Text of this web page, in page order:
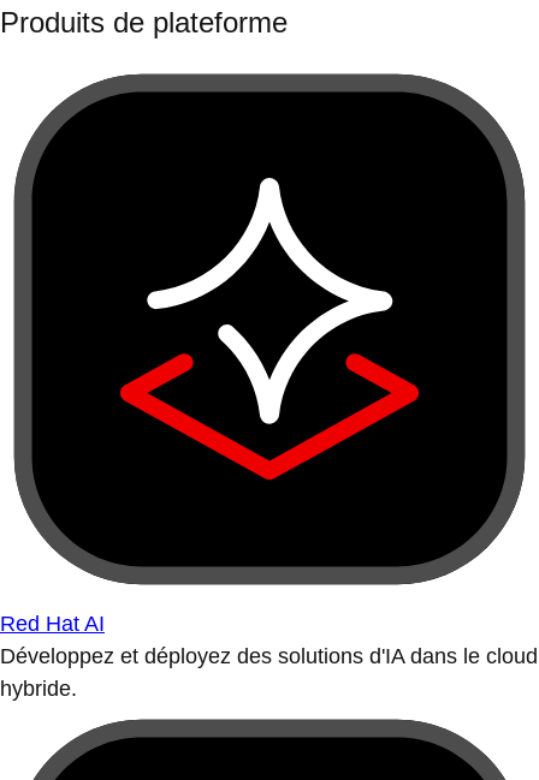
Produits de plateforme
Red Hat AI
Développez et déployez des solutions d'IA dans le cloud
hybride.